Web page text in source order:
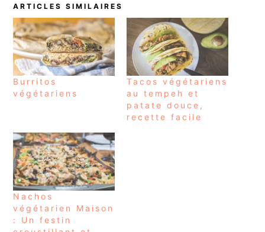
ARTICLES SIMILAIRES
Burritos
végétariens
Tacos végétariens
au tempeh et
patate douce,
recette facile
Nachos
végétarien Maison
: Un festin